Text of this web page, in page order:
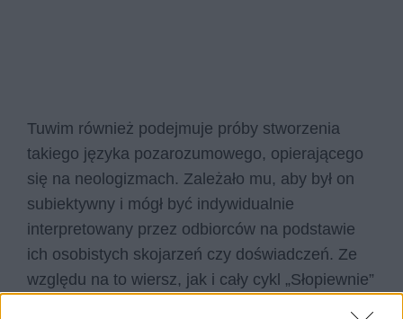
Tuwim również podejmuje próby stworzenia
takiego języka pozarozumowego, opierającego
się na neologizmach. Zależało mu, aby był on
subiektywny i mógł być indywidualnie
interpretowany przez odbiorców na podstawie
ich osobistych skojarzeń czy doświadczeń. Ze
względu na to wiersz, jak i cały cykl „Słopiewnie”